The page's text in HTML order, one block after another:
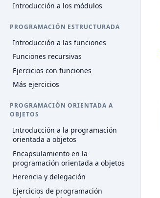
Introducción a los módulos
PROGRAMACIÓN ESTRUCTURADA
Introducción a las funciones
Funciones recursivas
Ejercicios con funciones
Más ejercicios
PROGRAMACIÓN ORIENTADA A
OBJETOS
Introducción a la programación
orientada a objetos
Encapsulamiento en la
programación orientada a objetos
Herencia y delegación
Ejercicios de programación